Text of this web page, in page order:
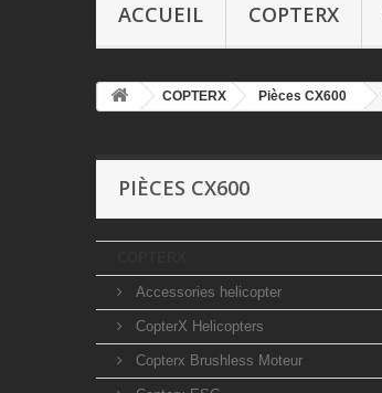
ACCUEIL COPTERX
COPTERX Pièces CX600
PIÈCES CX600
Accessories helicopter
CopterX Helicopters
Copterx Brushless Moteur